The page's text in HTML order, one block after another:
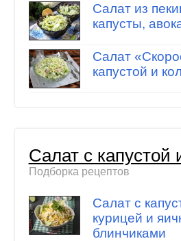
Салат из
капусты,
Салат
капустой и
Салат с капустой
Подборка рецептов
Салат с
курицей и
блинчиками